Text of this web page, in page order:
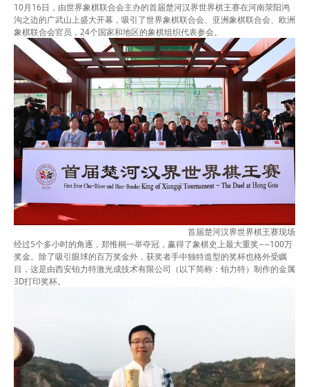
10月16日，由世界象棋联合会主办的首届楚河汉界世界棋王赛在河南荥阳鸿
沟之边的广武山上盛大开幕，吸引了世界象棋联合会、亚洲象棋联合会、欧洲
象棋联合会官员，24个国家和地区的象棋组织代表参会。
首届楚河汉界世界棋王赛现场
经过5个多小时的角逐，郑惟桐一举夺冠，赢得了象棋史上最大重奖——100万
奖金。除了吸引眼球的百万奖金外，获奖者手中独特造型的奖杯也格外受瞩
目，这是由西安铂力特激光成技术有限公司（以下简称：铂力特）制作的金属
3D打印奖杯。